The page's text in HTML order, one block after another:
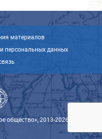
материалов
персональных данных
общество», 2013-2026